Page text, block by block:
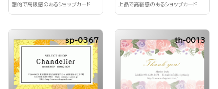
想的で高級感のあるショップカード
上品で高級感のあるショップカード
sp-0367 th-0013